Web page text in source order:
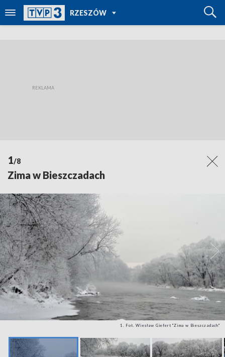
RZESZÓW
POWRÓT DO
TVP REGIONY
1/8
Zima w Bieszczadach
1. Fot. Wiesław Giefert "Zima w Bieszczadach"